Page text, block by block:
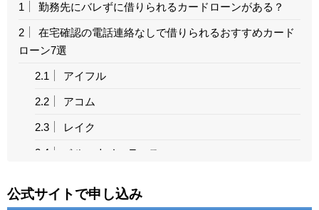
1 勤務先にバレずに借りられるカードローンがある？
2
在宅確認の電話連絡なしで借りられるおすすめカード
ローン7選
2.1 アイフル
2.2 アコム
2.3 レイク
2.4 ベルーナノーティス
2.6 八十二銀行カードローン
公式サイトで申し込み